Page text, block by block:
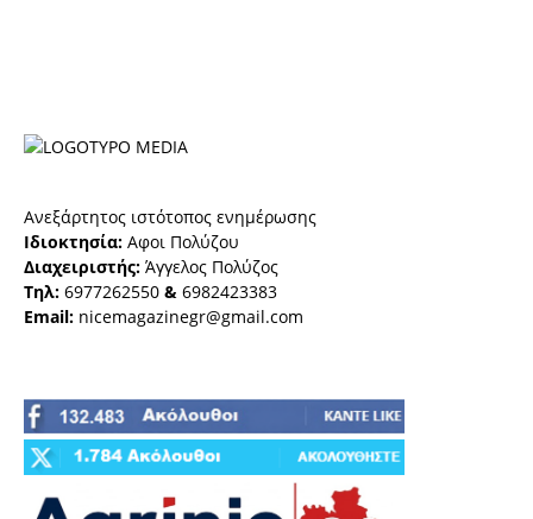
Ανεξάρτητος ιστότοπος ενημέρωσης
Ιδιοκτησία: Αφοι Πολύζου
Διαχειριστής: Άγγελος Πολύζος
Τηλ: 6977262550 & 6982423383
Email: nicemagazinegr@gmail.com